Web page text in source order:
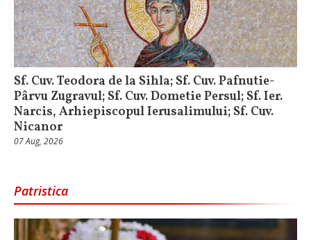
Sf. Cuv. Teodora de la Sihla; Sf. Cuv. Pafnutie-
Pârvu Zugravul; Sf. Cuv. Dometie Persul; Sf. Ier.
Narcis, Arhiepiscopul Ierusalimului; Sf. Cuv.
Nicanor
07 Aug, 2026
Patristica